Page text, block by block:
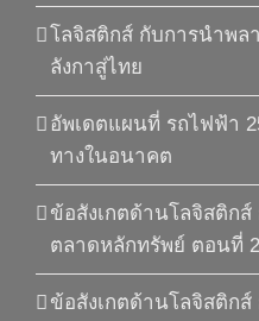
โลจิสติกส์ กับการนำพล
ลังกาสู่ไทย
อัพเดตแผนที่ รถไฟฟ้า
ทางในอนาคต
ข้อสังเกตด้านโลจิสติก
ตลาดหลักทรัพย์ ตอนที่ 2
ข้อสังเกตด้านโลจิสติก